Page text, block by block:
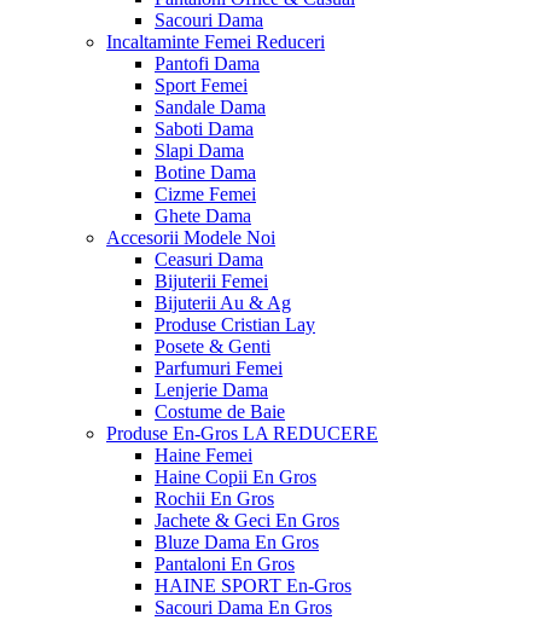
Sacouri Dama
Incaltaminte Femei Reduceri
Pantofi Dama
Sport Femei
Sandale Dama
Saboti Dama
Slapi Dama
Botine Dama
Cizme Femei
Ghete Dama
Accesorii Modele Noi
Ceasuri Dama
Bijuterii Femei
Bijuterii Au & Ag
Produse Cristian Lay
Posete & Genti
Parfumuri Femei
Lenjerie Dama
Costume de Baie
Produse En-Gros LA REDUCERE
Haine Femei
Haine Copii En Gros
Rochii En Gros
Jachete & Geci En Gros
Bluze Dama En Gros
Pantaloni En Gros
HAINE SPORT En-Gros
Sacouri Dama En Gros